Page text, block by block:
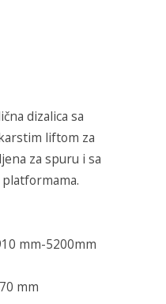
dizalica sa
liftom za
za spuru i sa
mm-5200mm
mm